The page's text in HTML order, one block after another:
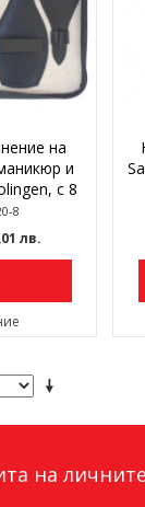
на
и
с 8
8
лв.
на